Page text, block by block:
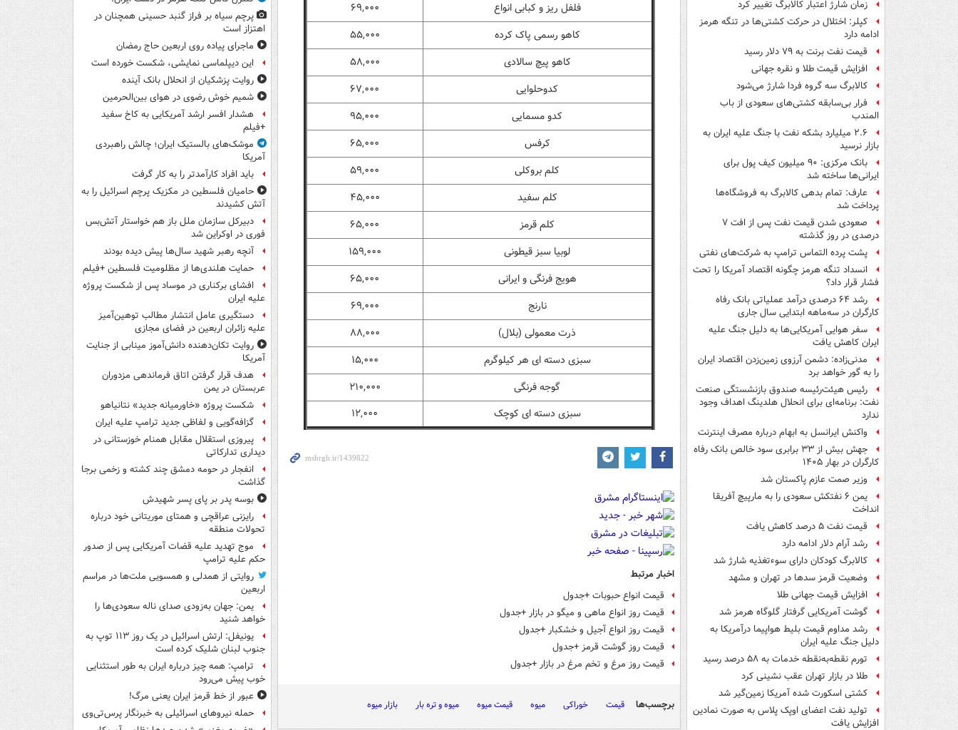
زمان شارژ اعتبار کالابرگ تغییر کرد
کپلر: اختلال در حرکت کشتی‌ها در تنگه هرمز
ادامه دارد
قیمت نفت برنت به ۷۹ دلار رسید
افزایش قیمت طلا و نقره جهانی
کالابرگ سه گروه فردا شارژ می‌شود
فرار بی‌سابقه کشتی‌های سعودی از باب
المندب
۲.۶ میلیارد بشکه نفت با جنگ علیه ایران به
بازار نرسید
بانک مرکزی: ۹۰ میلیون کیف پول برای
ایرانی‌ها ساخته شد
عارف: تمام بدهی کالابرگ به فروشگاه‌ها
پرداخت شد
صعودی شدن قیمت نفت پس از افت ۷
درصدی در روز گذشته
پشت پرده التماس ترامپ به شرکت‌های نفتی
انسداد تنگه هرمز چگونه اقتصاد آمریکا را تحت
فشار قرار داد؟
رشد ۶۴ درصدی درآمد عملیاتی بانک رفاه
کارگران در سه‌ماهه ابتدایی سال جاری
سفر هوایی آمریکایی‌ها به دلیل جنگ علیه
ایران کاهش یافت
مدنی‌زاده: دشمن آرزوی زمین‌زدن اقتصاد ایران
را به گور خواهد برد
رئیس هیئت‌رئیسه صندوق بازنشستگی صنعت
نفت: برنامه‌ای برای انحلال هلدینگ اهداف وجود
ندارد
واکنش ایرانسل به ابهام درباره مصرف اینترنت
جهش بیش از ۳۳ برابری سود خالص بانک رفاه
کارگران در بهار ۱۴۰۵
وزیر صمت عازم پاکستان شد
یمن ۶ نفتکش سعودی را به مارپیچ آفریقا
انداخت
قیمت نفت ۵ درصد کاهش یافت
رشد آرام دلار ادامه دارد
کالابرگ کودکان دارای سوءتغذیه شارژ شد
وضعیت قرمز سدها در تهران و مشهد
افزایش قیمت جهانی طلا
گوشت آمریکایی گرفتار گلوگاه هرمز شد
رشد مداوم قیمت بلیط هواپیما درآمریکا به
دلیل جنگ علیه ایران
تورم نقطه‌به‌نقطه خدمات به ۵۸ درصد رسید
طلا در بازار تهران عقب نشینی کرد
کشتی اسکورت شده آمریکا زمین‌گیر شد
تولید نفت اعضای اوپک پلاس به صورت نمادین
افزایش یافت
فلفل ریز و کبابی انواع
۶۹,۰۰۰
کاهو رسمی پاک کرده
۵۵,۰۰۰
کاهو پیچ سالادی
۵۸,۰۰۰
کدوحلوایی
۶۷,۰۰۰
کدو مسمایی
۹۵,۰۰۰
کرفس
۶۵,۰۰۰
کلم بروکلی
۵۹,۰۰۰
کلم سفید
۴۵,۰۰۰
کلم قرمز
۶۵,۰۰۰
لوبیا سبز قیطونی
۱۵۹,۰۰۰
هویج فرنگی و ایرانی
۶۵,۰۰۰
نارنج
۶۹,۰۰۰
ذرت معمولی (بلال)
۸۸,۰۰۰
سبزی دسته ای هر کیلوگرم
۱۵,۰۰۰
گوجه فرنگی
۲۱۰,۰۰۰
سبزی دسته ای کوچک
۱۲,۰۰۰
اخبار مرتبط
قیمت انواع حبوبات +جدول
قیمت روز انواع ماهی و میگو در بازار +جدول
قیمت روز انواع آجیل و خشکبار +جدول
قیمت روز گوشت قرمز +جدول
قیمت روز مرغ و تخم مرغ در بازار +جدول
برچسب‌ها قیمت خوراکی میوه قیمت میوه میوه و تره بار بازار میوه
پرچم سیاه بر فراز گنبد حسینی همچنان در
اهتزاز است
ماجرای پیاده روی اربعین حاج رمضان
این دیپلماسی نمایشی، شکست خورده است
روایت پزشکیان از انحلال بانک آینده
شمیم خوش رضوی در هوای بین‌الحرمین
هشدار افسر ارشد آمریکایی به کاخ سفید
+فیلم
موشک‌های بالستیک ایران؛ چالش راهبردی
آمریکا
باید افراد کارآمدتر را به کار گرفت
حامیان فلسطین در مکزیک پرچم اسرائیل را به
آتش کشیدند
دبیرکل سازمان ملل باز هم خواستار آتش‌بس
فوری در اوکراین شد
آنچه رهبر شهید سال‌ها پیش دیده بودند
حمایت هلندی‌ها از مظلومیت فلسطین +فیلم
افشای برکناری در موساد پس از شکست پروژه
علیه ایران
دستگیری عامل انتشار مطالب توهین‌آمیز
علیه زائران اربعین در فضای مجازی
روایت تکان‌دهنده دانش‌آموز مینابی از جنایت
آمریکا
هدف قرار گرفتن اتاق‌ فرماندهی مزدوران
عربستان در یمن
شکست پروژه «خاورمیانه جدید» نتانیاهو
گزافه‌گویی و لفاظی جدید ترامپ علیه ایران
پیروزی استقلال مقابل همنام خوزستانی در
دیداری تدارکاتی
انفجار در حومه دمشق چند کشته و زخمی برجا
گذاشت
بوسه‌ پدر بر پای پسر شهیدش
رایزنی عراقچی و همتای موریتانی خود درباره
تحولات منطقه
موج تهدید علیه قضات آمریکایی پس از صدور
حکم علیه ترامپ
روایتی از همدلی و همسویی ملت‌ها در مراسم
اربعین
یمن: جهان به‌زودی صدای ناله سعودی‌ها را
خواهد شنید
یونیفل: ارتش اسرائیل در یک روز ۱۱۳ توپ به
جنوب لبنان شلیک کرده است
ترامپ: همه چیز درباره ایران به طور استثنایی
خوب پیش می‌رود
عبور از خط قرمز ایران یعنی مرگ!
حمله نیروهای اسرائیلی به خبرنگار پرس‌تی‌وی